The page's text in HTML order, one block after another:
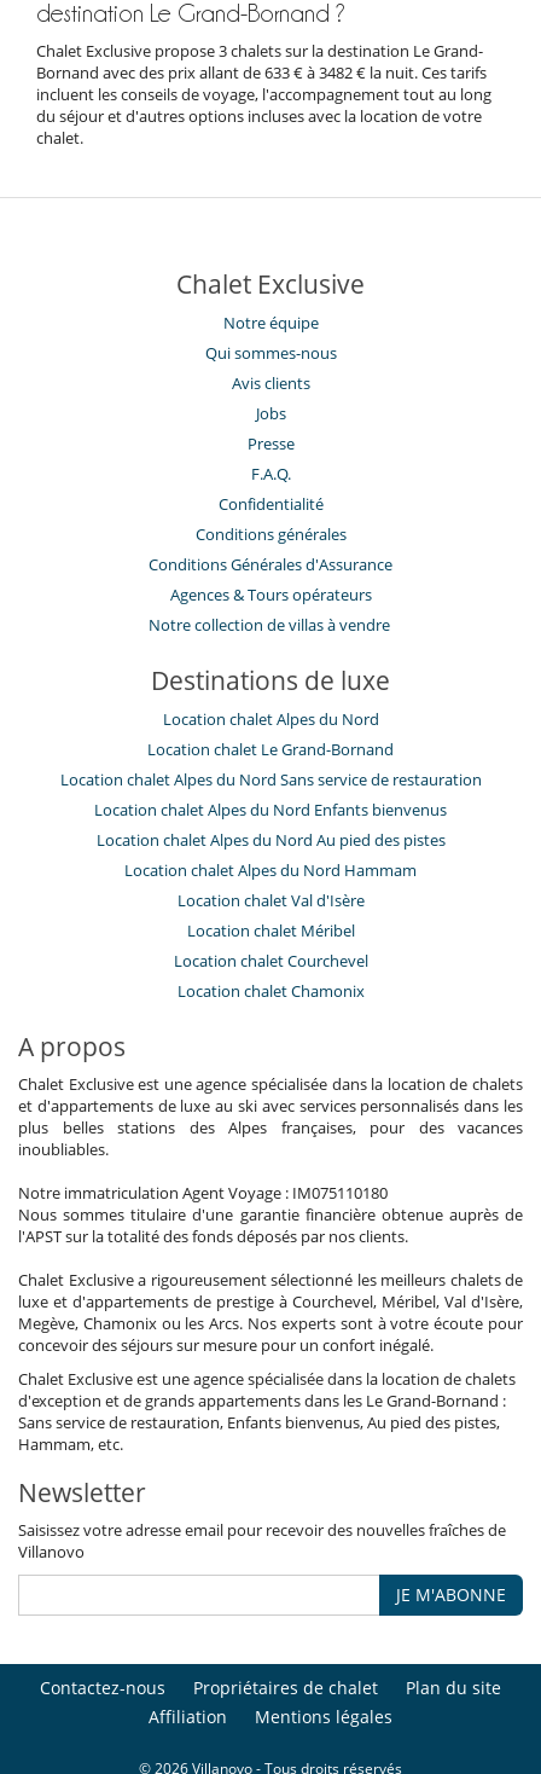
destination Le Grand-Bornand ?
Chalet Exclusive propose 3 chalets sur la destination Le Grand-
Bornand avec des prix allant de 633 € à 3482 € la nuit. Ces tarifs
incluent les conseils de voyage, l'accompagnement tout au long
du séjour et d'autres options incluses avec la location de votre
chalet.
Chalet Exclusive
Notre équipe
Qui sommes-nous
Avis clients
Jobs
Presse
F.A.Q.
Confidentialité
Conditions générales
Conditions Générales d'Assurance
​Agences & Tours opérateurs
Notre collection de villas à vendre
Destinations de luxe
Location chalet Alpes du Nord
Location chalet Le Grand-Bornand
Location chalet Alpes du Nord Sans service de restauration
Location chalet Alpes du Nord Enfants bienvenus
Location chalet Alpes du Nord Au pied des pistes
Location chalet Alpes du Nord Hammam
Location chalet Val d'Isère
Location chalet Méribel
Location chalet Courchevel
Location chalet Chamonix
A propos
Chalet Exclusive est une agence spécialisée dans la location de chalets
et d'appartements de luxe au ski avec services personnalisés dans les
plus belles stations des Alpes françaises, pour des vacances
inoubliables.
Notre immatriculation Agent Voyage : IM075110180
Nous sommes titulaire d'une garantie financière obtenue auprès de
l'APST sur la totalité des fonds déposés par nos clients.
Chalet Exclusive a rigoureusement sélectionné les meilleurs chalets de
luxe et d'appartements de prestige à Courchevel, Méribel, Val d'Isère,
Megève, Chamonix ou les Arcs. Nos experts sont à votre écoute pour
concevoir des séjours sur mesure pour un confort inégalé.
Chalet Exclusive est une agence spécialisée dans la location de chalets
d'exception et de grands appartements dans les Le Grand-Bornand :
Sans service de restauration, Enfants bienvenus, Au pied des pistes,
Hammam, etc.
Newsletter
Saisissez votre adresse email pour recevoir des nouvelles fraîches de
Villanovo
JE M'ABONNE
Contactez-nous Propriétaires de chalet
Plan du site
Affiliation
Mentions légales
© 2026 Villanovo - Tous droits réservés